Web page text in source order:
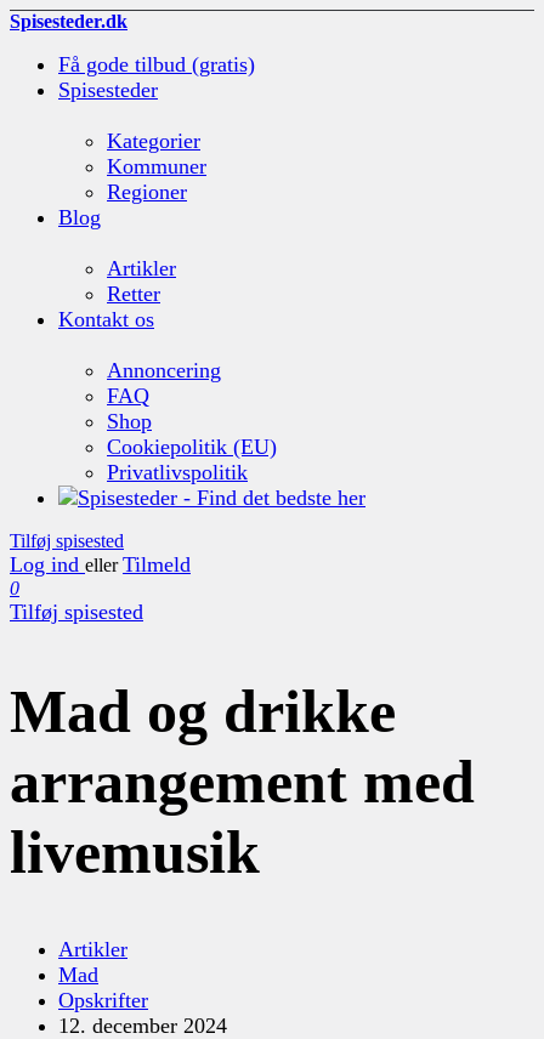
Spisesteder.dk
Få gode tilbud (gratis)
Spisesteder
Kategorier
Kommuner
Regioner
Blog
Artikler
Retter
Kontakt os
Annoncering
FAQ
Shop
Cookiepolitik (EU)
Privatlivspolitik
Tilføj spisested
Log ind eller Tilmeld
0
Tilføj spisested
Mad og drikke
arrangement med
livemusik
Artikler
Mad
Opskrifter
12. december 2024